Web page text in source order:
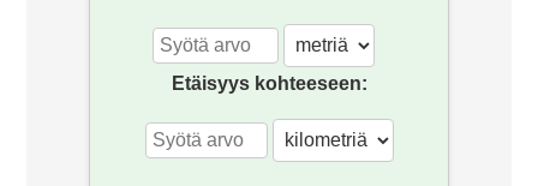
Etäisyys kohteeseen: